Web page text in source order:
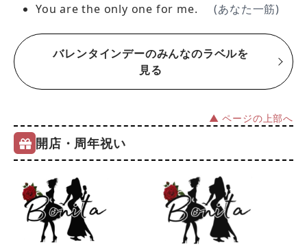
You are the only one for me.
(あなた一筋)
バレンタインデーのみんなのラベルを
見る
▲ ページの上部へ
開店・周年祝い